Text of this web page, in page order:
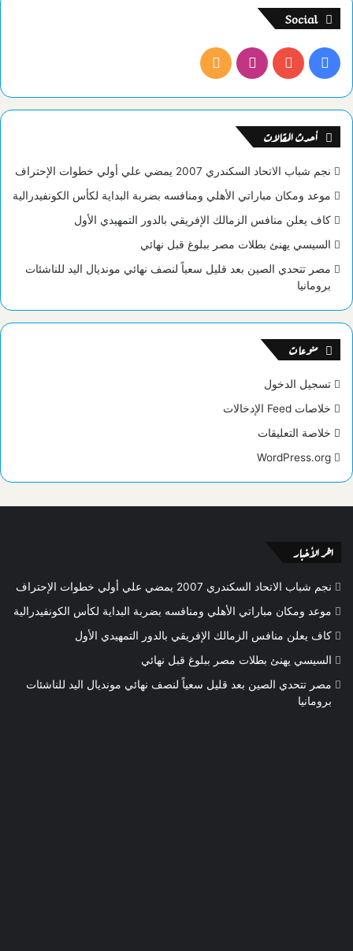
Social
فيسبوك يوتيوب انستقرامملخص
الموقع
أحدث المقالات
نجم شباب الاتحاد السكندري 2007 يمضي علي أولي خطوات الإحتراف
موعد ومكان مباراتي الأهلي ومنافسه بضربة البداية لكأس الكونفيدرالية
كاف يعلن منافس الزمالك الإفريقي بالدور التمهيدي الأول
السيسي يهنئ بطلات مصر ببلوغ قبل نهائي
مصر تتحدي الصين بعد قليل سعياً لنصف نهائي مونديال اليد للناشئات
برومانيا
منوعات
تسجيل الدخول
خلاصات Feed الإدخالات
خلاصة التعليقات
WordPress.org
اخر الأخبار
نجم شباب الاتحاد السكندري 2007 يمضي علي أولي خطوات الإحتراف
موعد ومكان مباراتي الأهلي ومنافسه بضربة البداية لكأس الكونفيدرالية
كاف يعلن منافس الزمالك الإفريقي بالدور التمهيدي الأول
السيسي يهنئ بطلات مصر ببلوغ قبل نهائي
مصر تتحدي الصين بعد قليل سعياً لنصف نهائي مونديال اليد للناشئات
برومانيا